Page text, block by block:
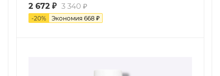
2 672 ₽ 3 340 ₽
-20% Экономия 668 ₽